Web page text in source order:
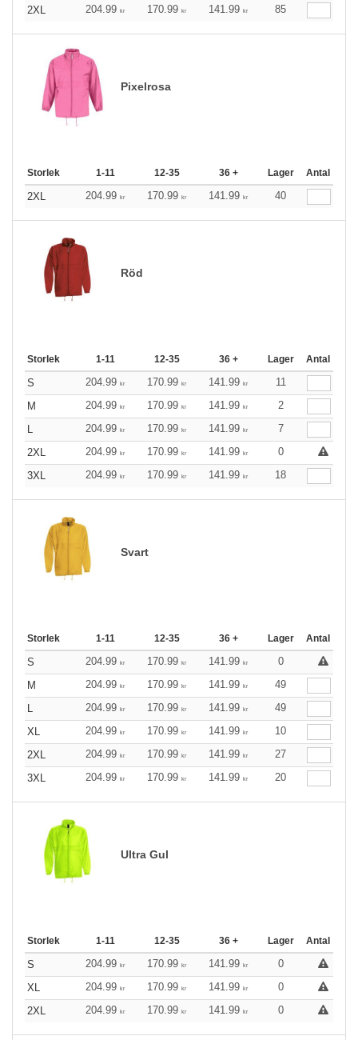
2XL
204.99 kr 170.99 kr 141.99 kr 85
Pixelrosa
Storlek 1-11 12-35 36 + Lager Antal
2XL 204.99 kr 170.99 kr 141.99 kr 40
Röd
Storlek 1-11 12-35 36 + Lager Antal
S 204.99 kr 170.99 kr 141.99 kr
11
M
204.99 kr 170.99 kr 141.99 kr
2
L
204.99 kr 170.99 kr 141.99 kr
7
2XL
204.99 kr 170.99 kr 141.99 kr
0
3XL
204.99 kr 170.99 kr 141.99 kr 18
Svart
Storlek 1-11 12-35 36 + Lager Antal
S 204.99 kr 170.99 kr 141.99 kr
0
M
204.99 kr 170.99 kr 141.99 kr
49
L
204.99 kr 170.99 kr 141.99 kr
49
XL
204.99 kr 170.99 kr 141.99 kr
10
2XL
204.99 kr 170.99 kr 141.99 kr
27
3XL
204.99 kr 170.99 kr 141.99 kr 20
Ultra Gul
Storlek 1-11 12-35 36 + Lager Antal
S 204.99 kr 170.99 kr 141.99 kr
0
XL
204.99 kr 170.99 kr 141.99 kr
0
2XL
204.99 kr 170.99 kr 141.99 kr 0